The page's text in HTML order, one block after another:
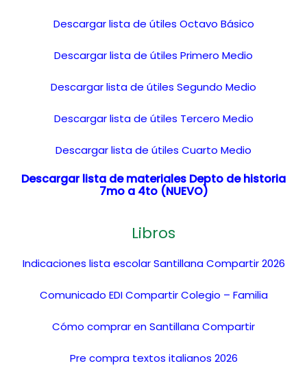
Descargar lista de útiles Octavo Básico
Descargar lista de útiles Primero Medio
Descargar lista de útiles Segundo Medio
Descargar lista de útiles Tercero Medio
Descargar lista de útiles Cuarto Medio
Descargar lista de materiales Depto de historia
7mo a 4to (NUEVO)
Libros
Indicaciones lista escolar Santillana Compartir 2026
Comunicado EDI Compartir Colegio – Familia
Cómo comprar en Santillana Compartir
Pre compra textos italianos 2026